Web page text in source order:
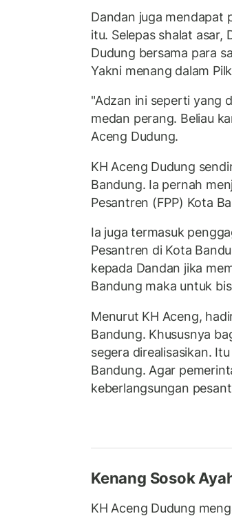
Dandan juga mendapat
itu. Selepas shalat asar,
Dudung bersama para
Yakni menang dalam
"Adzan ini seperti yang
medan perang. Beliau
Aceng Dudung.
KH Aceng Dudung
Bandung. Ia pernah
Pesantren (FPP) Kota
Ia juga termasuk
Pesantren di Kota
kepada Dandan jika
Bandung maka untuk
Menurut KH Aceng,
Bandung. Khususnya
segera direalisasikan.
Bandung. Agar
keberlangsungan
Kenang Sosok
KH Aceng Dudung